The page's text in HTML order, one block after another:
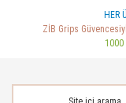
HER
ZİB Grips
1000